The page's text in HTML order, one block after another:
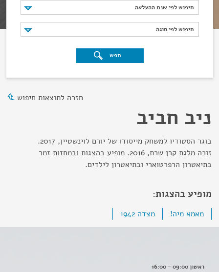
חיפוש לפי שנת ההעלאה
חיפוש לפי שנת ההעלאה
חיפוש לפי סוגה
חיפוש לפי סוגה
חפש
חזרה לתוצאות חיפוש
ניב חביב
בוגר הסטודיו למשחק מייסודו של יורם לוינשטיין, 2017.
זוכה מלגת קרן שרת, 2016. מופיע בהצגות ובמחזות זמר
בתיאטרון הרפרטוארי ובתיאטרון לילדים.
מופיע בהצגות:
מאמא מיה! מצדה 1942
ראשון 09:00 - 16:00